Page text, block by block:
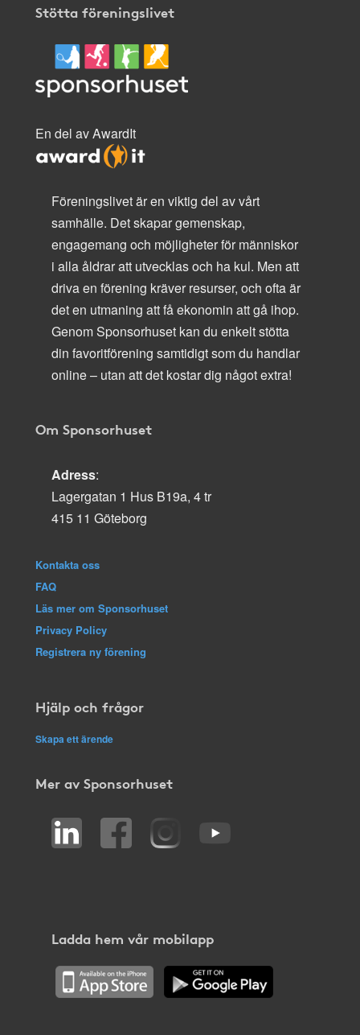
Stötta föreningslivet
En del av AwardIt
Föreningslivet är en viktig del av vårt
samhälle. Det skapar gemenskap,
engagemang och möjligheter för människor
i alla åldrar att utvecklas och ha kul. Men att
driva en förening kräver resurser, och ofta är
det en utmaning att få ekonomin att gå ihop.
Genom Sponsorhuset kan du enkelt stötta
din favoritförening samtidigt som du handlar
online – utan att det kostar dig något extra!
Om Sponsorhuset
Adress:
Lagergatan 1 Hus B19a, 4 tr
415 11 Göteborg
Kontakta oss
FAQ
Läs mer om Sponsorhuset
Privacy Policy
Registrera ny förening
Hjälp och frågor
Skapa ett ärende
Mer av Sponsorhuset
Ladda hem vår mobilapp